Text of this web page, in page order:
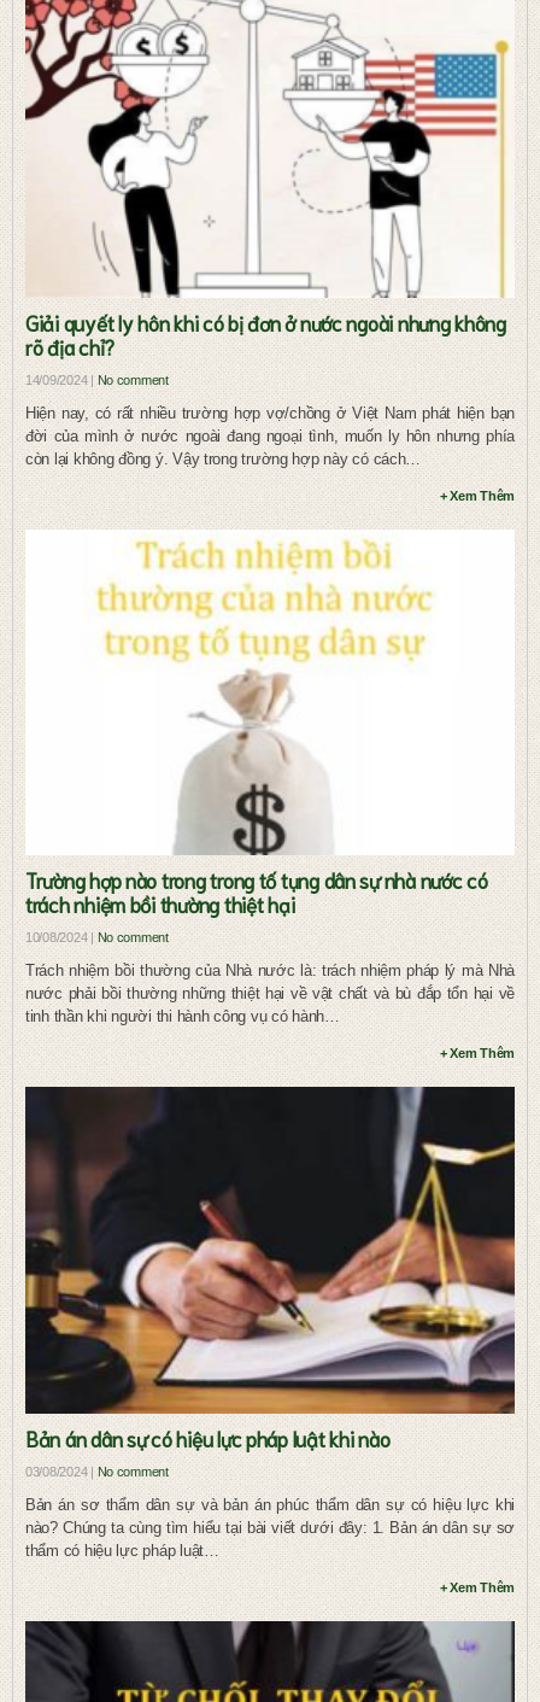
Giải quyết ly hôn khi có bị đơn ở nước ngoài nhưng không
rõ địa chỉ?
14/09/2024 | No comment
Hiện nay, có rất nhiều trường hợp vợ/chồng ở Việt Nam phát hiện bạn
đời của mình ở nước ngoài đang ngoại tình, muốn ly hôn nhưng phía
còn lại không đồng ý. Vậy trong trường hợp này có cách…
+ Xem Thêm
Trường hợp nào trong trong tố tụng dân sự nhà nước có
trách nhiệm bồi thường thiệt hại
10/08/2024 | No comment
Trách nhiệm bồi thường của Nhà nước là: trách nhiệm pháp lý mà Nhà
nước phải bồi thường những thiệt hại về vật chất và bù đắp tổn hại về
tinh thần khi người thi hành công vụ có hành…
+ Xem Thêm
Bản án dân sự có hiệu lực pháp luật khi nào
03/08/2024 |No comment
Bản án sơ thẩm dân sự và bản án phúc thẩm dân sự có hiệu lực khi
nào? Chúng ta cùng tìm hiểu tại bài viết dưới đây: 1. Bản án dân sự sơ
thẩm có hiệu lực pháp luật…
+ Xem Thêm